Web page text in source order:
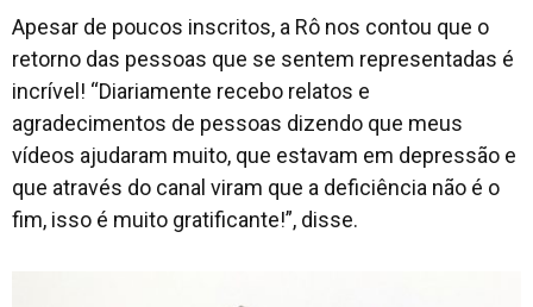
Apesar de poucos inscritos, a Rô nos contou que o
retorno das pessoas que se sentem representadas é
incrível! “Diariamente recebo relatos e
agradecimentos de pessoas dizendo que meus
vídeos ajudaram muito, que estavam em depressão e
que através do canal viram que a deficiência não é o
fim, isso é muito gratificante!”, disse.